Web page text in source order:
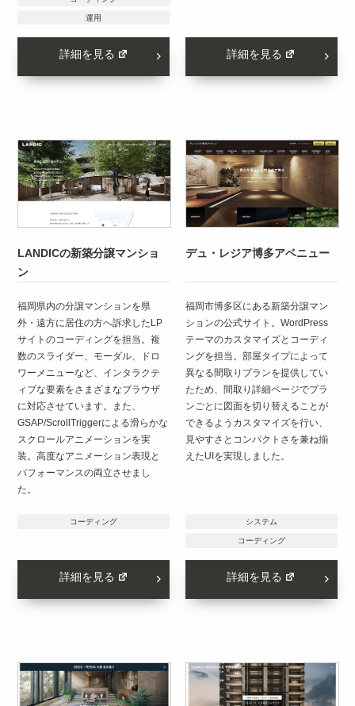
運用
詳細を見る 詳細を見る
LANDICの新築分譲マンショ
ン
福岡県内の分譲マンションを県
外・遠方に居住の方へ訴求したLP
サイトのコーディングを担当。複
数のスライダー、モーダル、ドロ
ワーメニューなど、インタラクテ
ィブな要素をさまざまなブラウザ
に対応させています。また、
GSAP/ScrollTriggerによる滑らかな
スクロールアニメーションを実
装。高度なアニメーション表現と
パフォーマンスの両立させまし
た。
コーディング
詳細を見る
デュ・レジア博多アベニュー
福岡市博多区にある新築分譲マン
ションの公式サイト。WordPress
テーマのカスタマイズとコーディ
ングを担当。部屋タイプによって
異なる間取りプランを提供してい
たため、間取り詳細ページでプラ
ンごとに図面を切り替えることが
できるようカスタマイズを行い、
見やすさとコンパクトさを兼ね揃
えたUIを実現しました。
システム
コーディング
詳細を見る